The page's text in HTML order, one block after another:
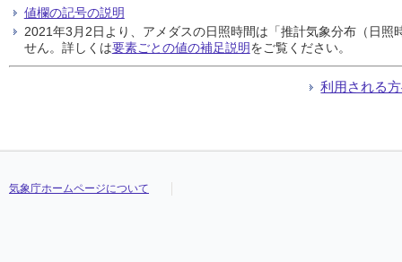
値欄の記号の説明
2021年3月2日より、アメダスの日照時間は「推計気象分布（日
せん。詳しくは要素ごとの値の補足説明をご覧ください。
利用される
気象庁ホームページについて